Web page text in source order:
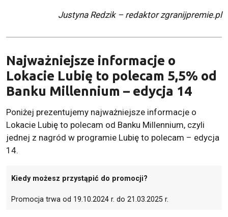
Justyna Redzik – redaktor zgranijpremie.pl
Najważniejsze informacje o
Lokacie Lubię to polecam 5,5% od
Banku Millennium – edycja 14
Poniżej prezentujemy najważniejsze informacje o
Lokacie Lubię to polecam od Banku Millennium, czyli
jednej z nagród w programie Lubię to polecam – edycja
14.
Kiedy możesz przystąpić do promocji?
Promocja trwa od 19.10.2024 r. do 21.03.2025 r.